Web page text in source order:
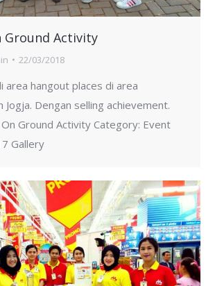
Ground Activity
22/03/2018
area hangout places di area
Jogja. Dengan selling achievement.
Ground Activity Category: Event
Gallery